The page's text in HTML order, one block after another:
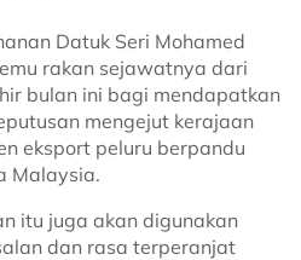
Datuk Seri Mohamed
rakan sejawatnya dari
bulan ini bagi mendapatkan
mengejut kerajaan
eksport peluru berpandu
Malaysia.
itu juga akan digunakan
dan rasa terperanjat